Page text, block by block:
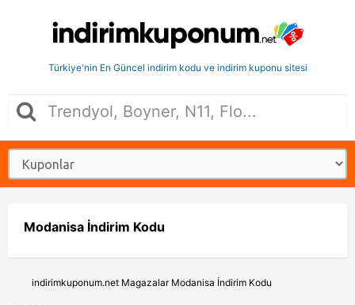
Türkiye'nin En Güncel indirim kodu ve indirim kuponu sitesi
Modanisa İndirim Kodu
indirimkuponum.net Magazalar Modanisa İndirim Kodu